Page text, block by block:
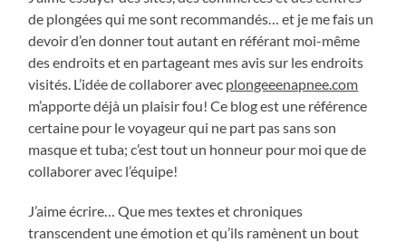
de plongées qui me sont recommandés… et je me fais un
devoir d’en donner tout autant en référant moi-même
des endroits et en partageant mes avis sur les endroits
visités. L’idée de collaborer avec plongeeenapnee.com
m’apporte déjà un plaisir fou! Ce blog est une référence
certaine pour le voyageur qui ne part pas sans son
masque et tuba; c’est tout un honneur pour moi que de
collaborer avec l’équipe!
J’aime écrire… Que mes textes et chroniques
transcendent une émotion et qu’ils ramènent un bout